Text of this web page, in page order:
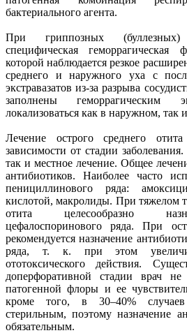
бактериального агента.
При гриппозных (буллезных)
специфическая
которой наблюдается резкое
среднего и наружного уха с
экстравазатов из-за разрыва
заполнены геморрагическим
локализоваться как в наружном, так
Лечение острого среднего
зависимости от стадии
так и местное лечение. Общее
антибиотиков. Наиболее часто
пенициллинового ряда:
кислотой, макролиды. При тяжелом
отита целесообразно
цефалоспоринового ряда. При
рекомендуется назначение
ряда, т. к. при этом
ототоксического действия.
доперфоративной стадии врач
патогенной флоры и ее
кроме того, в 30–40% случаев
стерильным, поэтому назначение
обязательным.